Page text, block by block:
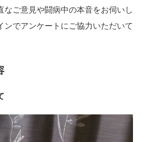
なご意見や闘病中の本音をお伺いし
ンでアンケートにご協力いただいて